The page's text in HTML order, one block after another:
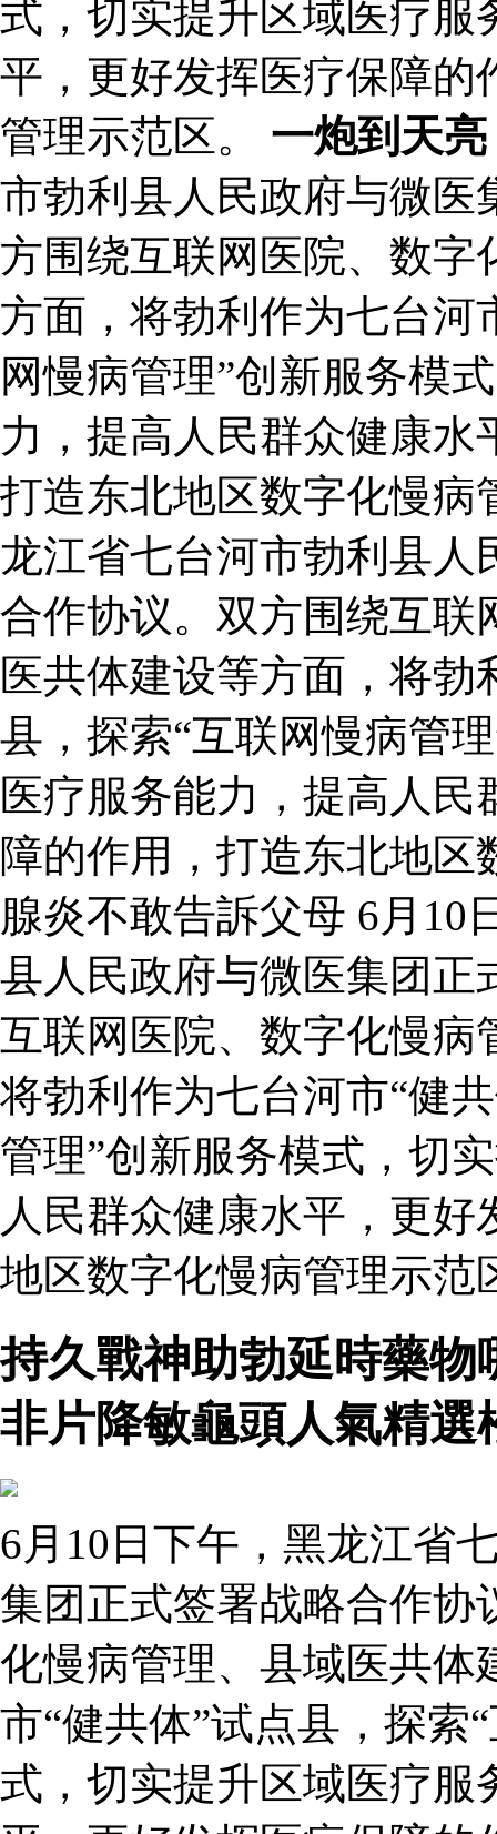
式，切实提升区域医疗服
平，更好发挥医疗保障的
管理示范区。 一炮到天亮
市勃利县人民政府与微医
方围绕互联网医院、数字
方面，将勃利作为七台河
网慢病管理”创新服务模
力，提高人民群众健康
打造东北地区数字化慢病
龙江省七台河市勃利县人
合作协议。双方围绕互联
医共体建设等方面，将勃
县，探索“互联网慢病管
医疗服务能力，提高人
障的作用，打造东北地
腺炎不敢告訴父母 6月10
县人民政府与微医集团正
互联网医院、数字化慢病
将勃利作为七台河市“健
管理”创新服务模式，切
人民群众健康水平，更
地区数字化慢病管理示范
持久戰神助勃延時藥
非片降敏龜頭人氣精
6月10日下午，黑龙江省
集团正式签署战略合作协
化慢病管理、县域医共体
市“健共体”试点县，探索
式，切实提升区域医疗服